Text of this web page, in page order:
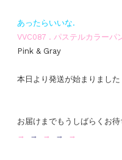
あったらいいな.
VVC087 . パステルカラーパ
Pink & Gray
本日より発送が始まりました
お届けまでもうしばらくお
→
→ → → →